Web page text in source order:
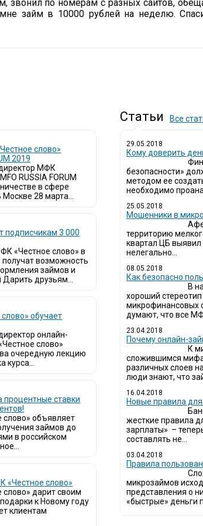
звонил по номерам с разных сайтов,
мне займ в 10000 рублей на неделю.
слово»
2019
МФК
RUSSIA FORUM
в сфере
28 марта...
подписчикам 3 000
«Честное слово» в
получат возможность
займов и
друзьям...
обучает
онлайн-
слово»
очередную лекцию
курса...
процентные ставки
объявляет
займов до
в российском
«Честное слово»
дарит своим
к Новому году
клиентам
Статьи Все
29.05.2018
Кому доверить
безопасности»
методом ее
необходимо
25.05.2018
Мошенники в
территорию
квартал ЦБ
нелегально...
08.05.2018
Как безопасно
В
хороший
микрофинансовых
думают, что все
23.04.2018
Почему онлайн-
К
сложившимся
различных слоев
люди знают, что
16.04.2018
Новые правила
жесткие правила
зарплаты» –
составлять не...
03.04.2018
​Правила
микрозаймов
представления о
«быстрые» деньги